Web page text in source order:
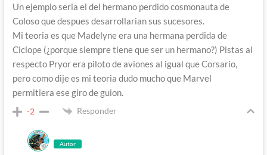
Un ejemplo seria el del hermano perdido cosmonauta de
Coloso que despues desarrollarian sus sucesores.
Mi teoria es que Madelyne era una hermana perdida de
Ciclope (¿porque siempre tiene que ser un hermano?) Pistas al
respecto Pryor era piloto de aviones al igual que Corsario,
pero como dije es mi teoria dudo mucho que Marvel
permitiera ese giro de guion.
-2 Responder
Autor